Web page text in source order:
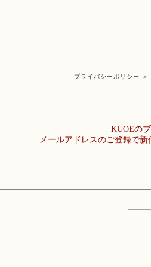
プライバシーポリシー ＞
KUOEの
メールアドレスのご登録で新